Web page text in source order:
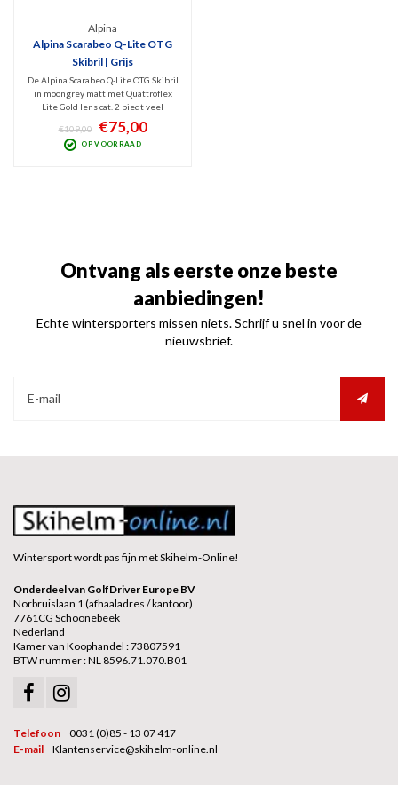
Alpina
Alpina Scarabeo Q-Lite OTG
Skibril | Grijs
De Alpina Scarabeo Q-Lite OTG Skibril
in moongrey matt met Quattroflex
Lite Gold lens cat. 2 biedt veel
comfort en geeft helder zicht in
verschillende lichtomstandigheden
op de piste. De skibril is op zijn best
€109,00 €75,00
OP VOORRAAD
Ontvang als eerste onze beste
aanbiedingen!
Echte wintersporters missen niets. Schrijf u snel in voor de
nieuwsbrief.
Wintersport wordt pas fijn met Skihelm-Online!
Onderdeel van GolfDriver Europe BV
Norbruislaan 1 (afhaaladres / kantoor)
7761CG Schoonebeek
Nederland
Kamer van Koophandel : 73807591
BTW nummer : NL 8596.71.070.B01
Telefoon
0031 (0)85 - 13 07 417
E-mail
Klantenservice@skihelm-online.nl